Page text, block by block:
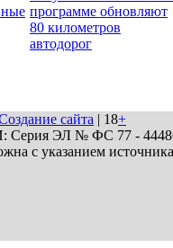
программе обновляют
80 километров
автодорог
сайта | 18+
ЭЛ № ФС 77 - 44486
с указанием